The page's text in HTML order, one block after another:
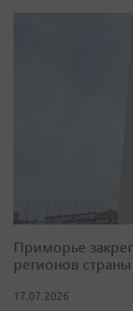
Приморье
регионов страны
17.07.2026